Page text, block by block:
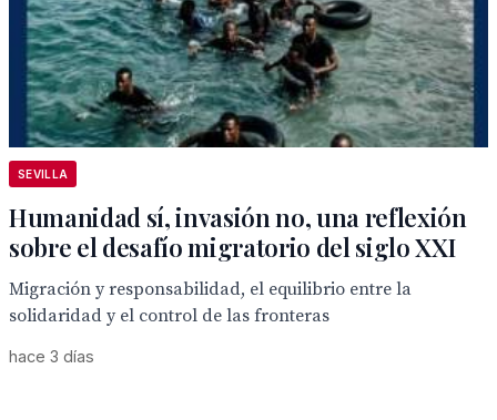
SEVILLA
Humanidad sí, invasión no, una reflexión
sobre el desafío migratorio del siglo XXI
Migración y responsabilidad, el equilibrio entre la
solidaridad y el control de las fronteras
hace 3 días